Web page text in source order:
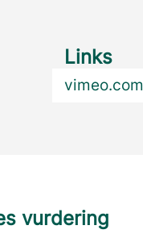
Links
vimeo.com
vurdering